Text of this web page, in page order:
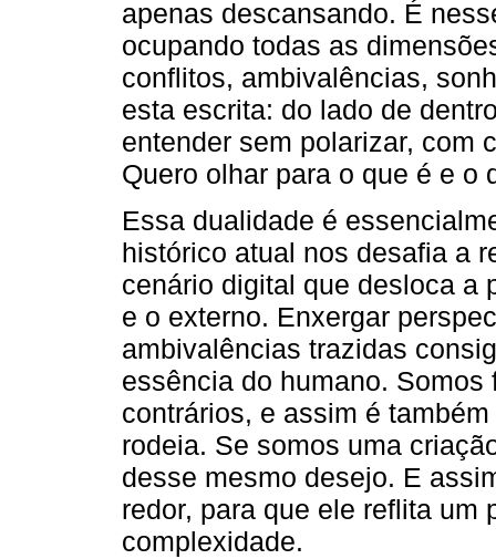
apenas descansando. É
ocupando todas as
conflitos, ambivalências,
esta escrita: do lado de
entender sem polarizar, com
Quero olhar para o que é e o
Essa dualidade é
histórico atual nos desafia a
cenário digital que desloca a
e o externo. Enxergar
ambivalências trazidas
essência do humano.
contrários, e assim é
rodeia. Se somos uma
desse mesmo desejo. E
redor, para que ele reflita um
complexidade.